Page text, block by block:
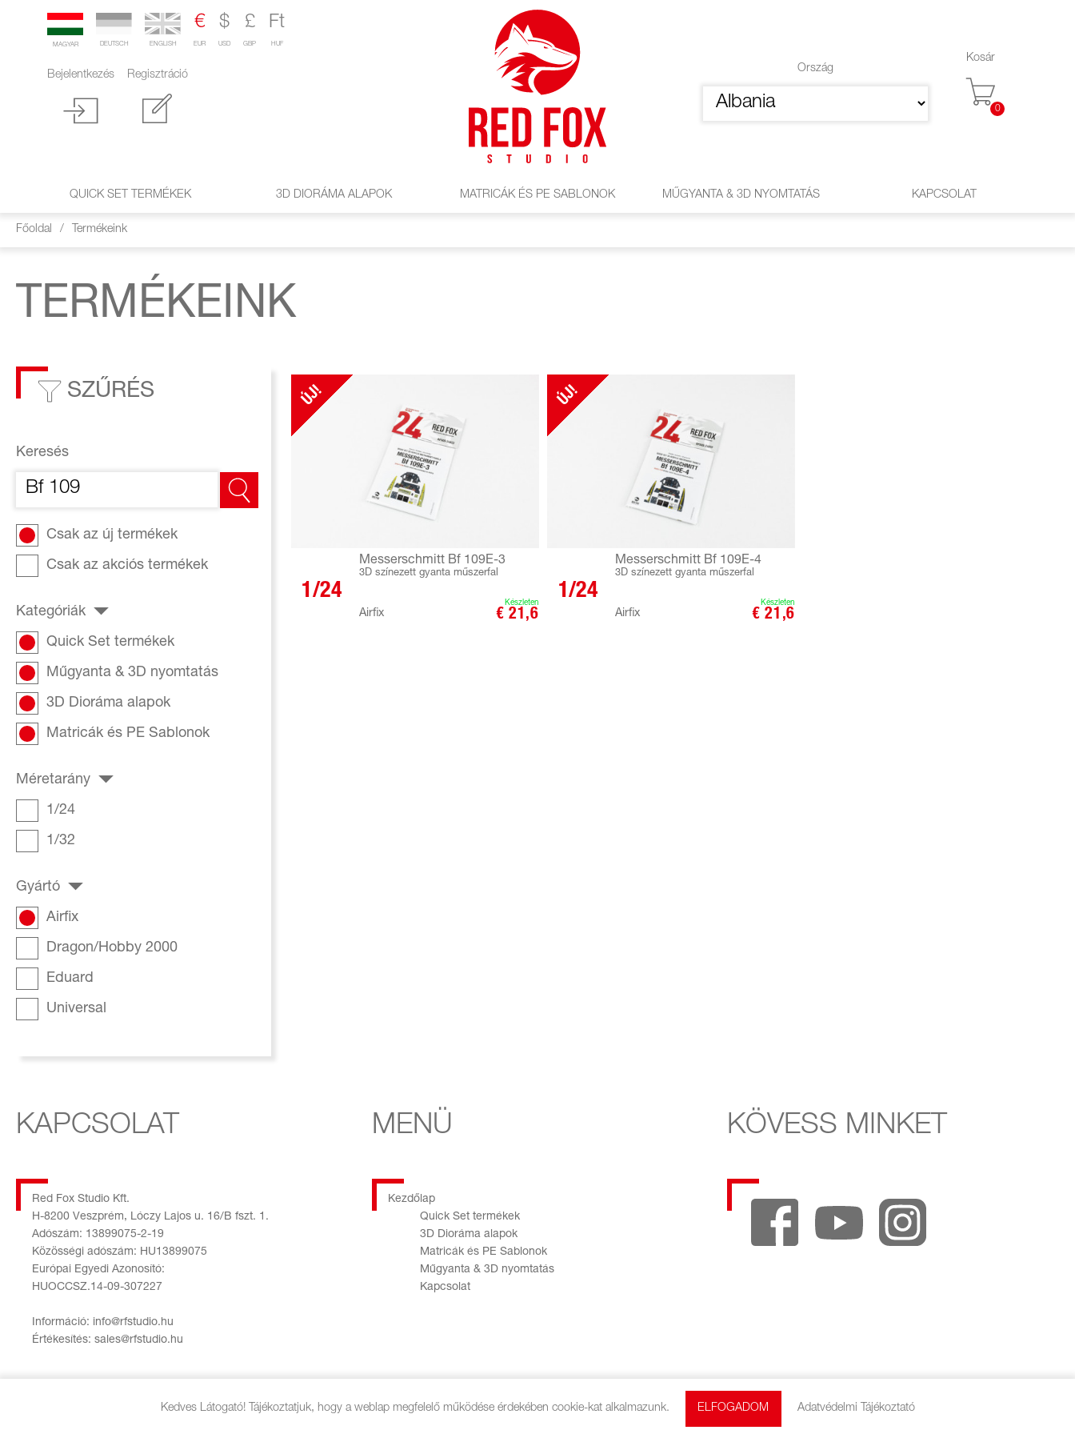
MAGYAR DEUTSCH ENGLISH
€
EUR
$
USD
£
GBP
Ft
HUF
Bejelentkezés Regisztráció
Ország
Kosár
0
QUICK SET TERMÉKEK 3D DIORÁMA ALAPOK MATRICÁK ÉS PE SABLONOK MŰGYANTA & 3D NYOMTATÁS KAPCSOLAT
Főoldal / Termékeink
TERMÉKEINK
SZŰRÉS
Keresés
Csak az új termékek
Csak az akciós termékek
Kategóriák
Quick Set termékek
Műgyanta & 3D nyomtatás
3D Dioráma alapok
Matricák és PE Sablonok
Méretarány
1/24
1/32
Gyártó
Airfix
Dragon/Hobby 2000
Eduard
Universal
ÚJ!
1/24
Messerschmitt Bf 109E-3
3D színezett gyanta műszerfal
Airfix
Készleten
€ 21,6
ÚJ!
1/24
Messerschmitt Bf 109E-4
3D színezett gyanta műszerfal
Airfix
Készleten
€ 21,6
KAPCSOLAT
Red Fox Studio Kft.
H-8200 Veszprém, Lóczy Lajos u. 16/B fszt. 1.
Adószám: 13899075-2-19
Közösségi adószám: HU13899075
Európai Egyedi Azonosító:
HUOCCSZ.14-09-307227
Információ: info@rfstudio.hu
Értékesítés: sales@rfstudio.hu
MENÜ
Kezdőlap
Quick Set termékek
3D Dioráma alapok
Matricák és PE Sablonok
Műgyanta & 3D nyomtatás
Kapcsolat
KÖVESS MINKET
Minden jog fenntartva © Red Fox Studio, 2026.
ÁSZF
Adatvédelmi Tájékoztató
Kedves Látogató! Tájékoztatjuk, hogy a weblap megfelelő működése érdekében cookie-kat alkalmazunk. ELFOGADOM Adatvédelmi Tájékoztató